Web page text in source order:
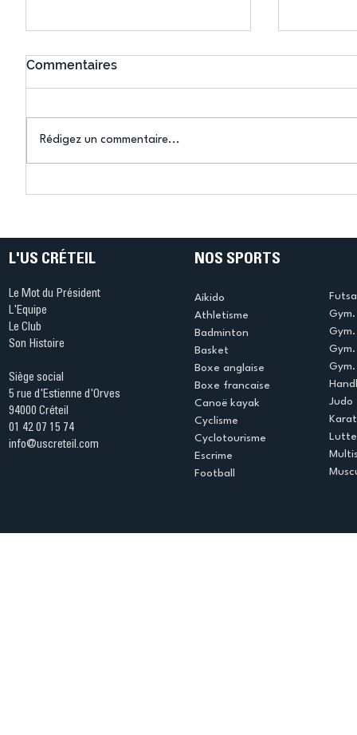
Commentaires
Rédigez un commentaire...
L'US CRÉTEIL
Le Mot du Président
L'Equipe
Le Club
Son Histoire
Siège social
5 rue d'Estienne d'Orves
94000 Créteil
01 42 07 15 74
info@uscreteil.com
NOS SPORTS
Aikido
Athletisme
Badminton
Basket
Boxe anglaise
Boxe francaise
Canoë kayak
Cyclisme
Cyclotourisme
Escrime
Football
Judo
Lutte